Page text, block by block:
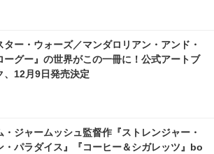
ター・ウォーズ／マンダロリアン・アンド・
ーグー』の世界がこの一冊に！公式アートブ
、12月9日発売決定
・ジャームッシュ監督作『ストレンジャー・
・パラダイス』『コーヒー＆シガレッツ』bo